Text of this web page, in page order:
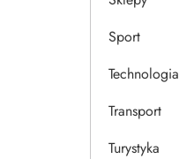
Sport
Technologia
Transport
Turystyka